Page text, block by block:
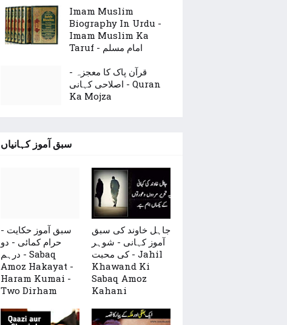
Imam Muslim
Biography In Urdu -
Imam Muslim Ka
Taruf - امام مسلم
قرآن پاک کا معجزہ -
اصلاحی کہانی - Quran
Ka Mojza
سبق آموز کہانیاں
سبق آموز حکایت -
حرام کمائی - دو
درہم - Sabaq
Amoz Hakayat -
Haram Kumai -
Two Dirham
جاہل خاوند کی سبق
آموز کہانی - شوہر
کی محبت - Jahil
Khawand Ki
Sabaq Amoz
Kahani